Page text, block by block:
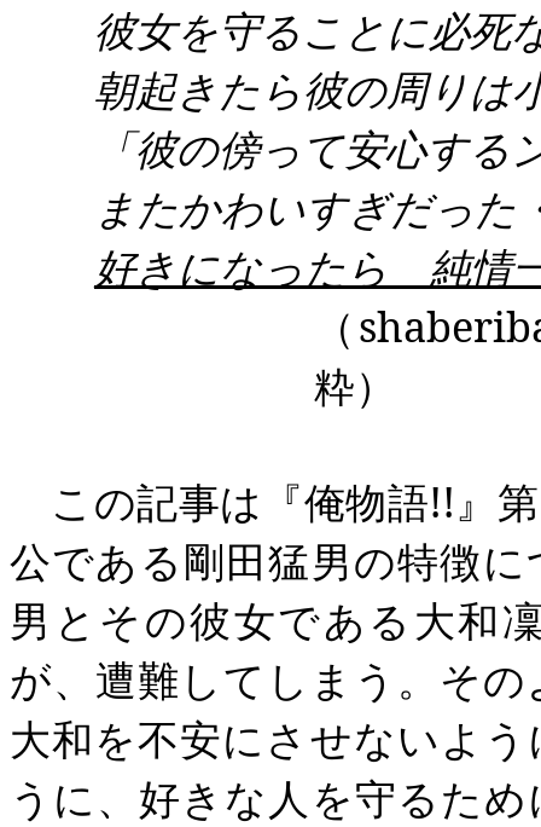
彼女を守ることに必死
朝起きたら彼の周りは
「彼の傍って安心する
またかわいすぎだった
好きになったら 純情
（
粋）
この記事は『俺物語!!』第
公である剛田猛男の特徴
男とその彼女である大和
が、遭難してしまう。そ
大和を不安にさせないよ
うに、好きな人を守るた